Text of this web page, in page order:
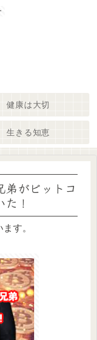
健康は大切
生きる知恵
がビットコ
！
す。